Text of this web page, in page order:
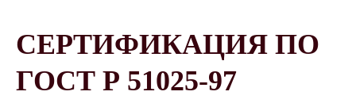
СЕРТИФИКАЦИЯ ПО
ГОСТ Р 51025-97